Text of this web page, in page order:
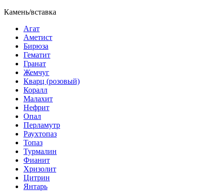
Камень/вставка
Агат
Аметист
Бирюза
Гематит
Гранат
Жемчуг
Кварц (розовый)
Коралл
Малахит
Нефрит
Опал
Перламутр
Раухтопаз
Топаз
Турмалин
Фианит
Хризолит
Цитрин
Янтарь